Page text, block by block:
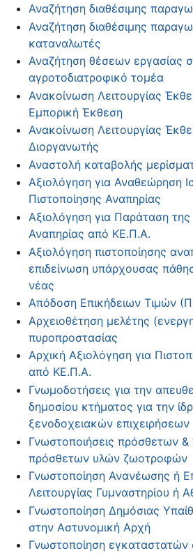
Αναζήτηση διαθέσιμης
Αναζήτηση διαθέσιμης
καταναλωτές
Αναζήτηση θέσεων εργασίας
αγροτοδιατροφικό τομέα
Ανακοίνωση Λειτουργίας
Εμπορική Έκθεση
Ανακοίνωση Λειτουργίας
Διοργανωτής
Αναστολή καταβολής
Αξιολόγηση για Αναθεώρηση
Πιστοποίησης Αναπηρίας
Αξιολόγηση για Παράταση της
Αναπηρίας από ΚΕ.Π.Α.
Αξιολόγηση πιστοποίησης
επιδείνωση υπάρχουσας
νέας
Απόδοση Επικήδειων Τιμών
Αρχειοθέτηση μελέτης
πυροπροστασίας
Αρχική Αξιολόγηση για
από ΚΕ.Π.Α.
Γνωμοδοτήσεις για την
δημοσίου κτήματος για την
ξενοδοχειακών επιχειρήσεων
Γνωστοποιήσεις πρόσθετων
πρόσθετων υλών ζωοτροφών
Γνωστοποίηση Ανανέωσης ή
Λειτουργίας Γυμναστηρίου ή
Γνωστοποίηση Δημόσιας
στην Αστυνομική Αρχή
Γνωστοποίηση